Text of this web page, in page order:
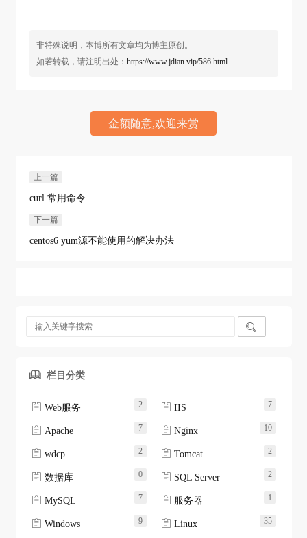
非特殊说明，本博所有文章均为博主原创。
如若转载，请注明出处： https://www.jdian.vip/586.html
金额随意,欢迎来赏
上一篇
curl 常用命令
下一篇
centos6 yum源不能使用的解决办法

 栏目分类
 Web服务 2  IIS 7
 Apache 7  Nginx 10
 wdcp 2  Tomcat 2
 数据库 0  SQL Server 2
 MySQL 7  服务器 1
 Windows 9  Linux 35